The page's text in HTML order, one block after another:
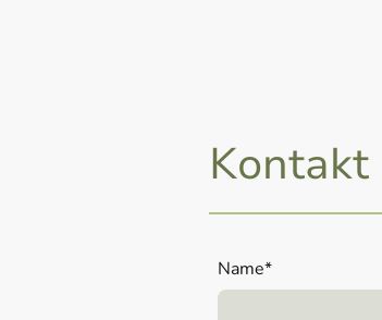
Kontakt
Name*